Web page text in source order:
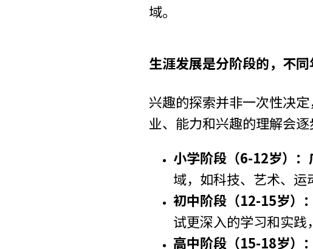
域。
生涯发展是分阶段的，不
兴趣的探索并非一次性决
业、能力和兴趣的理解会
小学阶段（6-12岁）：
域，如科技、艺术、运
初中阶段（12-15岁）
试更深入的学习和实践
高中阶段（15-18岁）